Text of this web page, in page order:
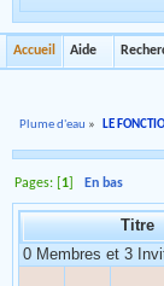
Accueil Aide
Plume d'eau » LE
Pages: [ 1 ]En bas
Titre
0 Membres et 3